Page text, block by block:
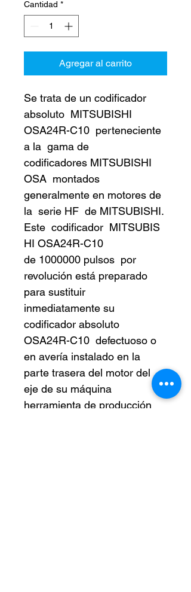
Cantidad *
Agregar al carrito
Se trata de un codificador
absoluto  MITSUBISHI
OSA24R-C10  perteneciente
a la  gama de
codificadores MITSUBISHI
OSA  montados
generalmente en motores de
la  serie HF  de MITSUBISHI.
Este  codificador  MITSUBIS
HI OSA24R-C10
de 1000000 pulsos  por
revolución está preparado
para sustituir
inmediatamente su
codificador absoluto
OSA24R-C10  defectuoso o
en avería instalado en la
parte trasera del motor del
eje de su máquina
herramienta de producción